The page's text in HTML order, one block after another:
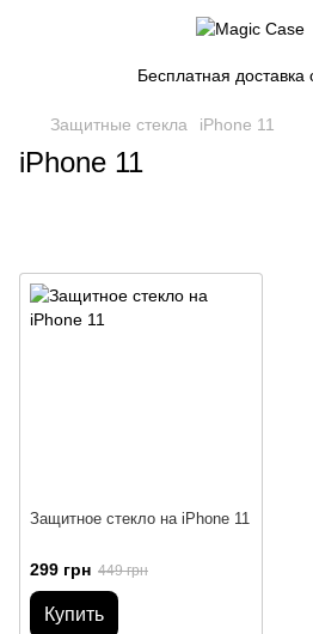
Бесплатная доставка
Защитные стекла iPhone 11
iPhone 11
Защитное стекло на iPhone 11
299 грн 449 грн
Купить